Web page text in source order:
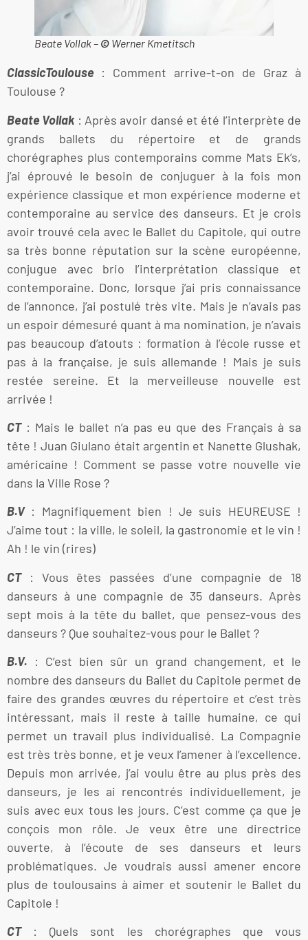
Beate Vollak – © Werner Kmetitsch
ClassicToulouse : Comment arrive-t-on de Graz à
Toulouse ?
Beate Vollak: Après avoir dansé et été l’interprète de
grands ballets du répertoire et de grands
chorégraphes plus contemporains comme Mats Ek’s,
j’ai éprouvé le besoin de conjuguer à la fois mon
expérience classique et mon expérience moderne et
contemporaine au service des danseurs. Et je crois
avoir trouvé cela avec le Ballet du Capitole, qui outre
sa très bonne réputation sur la scène européenne,
conjugue avec brio l’interprétation classique et
contemporaine. Donc, lorsque j’ai pris connaissance
de l’annonce, j’ai postulé très vite. Mais je n’avais pas
un espoir démesuré quant à ma nomination, je n’avais
pas beaucoup d’atouts : formation à l’école russe et
pas à la française, je suis allemande ! Mais je suis
restée sereine. Et la merveilleuse nouvelle est
arrivée !
CT: Mais le ballet n’a pas eu que des Français à sa
tête ! Juan Giulano était argentin et Nanette Glushak,
américaine ! Comment se passe votre nouvelle vie
dans la Ville Rose ?
B.V: Magnifiquement bien ! Je suis HEUREUSE !
J’aime tout : la ville, le soleil, la gastronomie et le vin !
Ah ! le vin (rires)
CT: Vous êtes passées d’une compagnie de 18
danseurs à une compagnie de 35 danseurs. Après
sept mois à la tête du ballet, que pensez-vous des
danseurs ? Que souhaitez-vous pour le Ballet ?
B.V. : C’est bien sûr un grand changement, et le
nombre des danseurs du Ballet du Capitole permet de
faire des grandes œuvres du répertoire et c’est très
intéressant, mais il reste à taille humaine, ce qui
permet un travail plus individualisé. La Compagnie
est très très bonne, et je veux l’amener à l’excellence.
Depuis mon arrivée, j’ai voulu être au plus près des
danseurs, je les ai rencontrés individuellement, je
suis avec eux tous les jours. C’est comme ça que je
conçois mon rôle. Je veux être une directrice
ouverte, à l’écoute de ses danseurs et leurs
problématiques. Je voudrais aussi amener encore
plus de toulousains à aimer et soutenir le Ballet du
Capitole !
CT: Quels sont les chorégraphes que vous